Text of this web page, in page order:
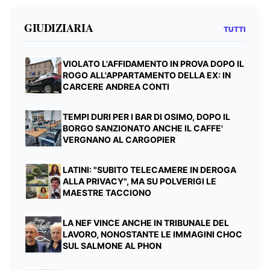
GIUDIZIARIA TUTTI
VIOLATO L'AFFIDAMENTO IN PROVA DOPO IL
ROGO ALL'APPARTAMENTO DELLA EX: IN
CARCERE ANDREA CONTI
TEMPI DURI PER I BAR DI OSIMO, DOPO IL
BORGO SANZIONATO ANCHE IL CAFFE'
VERGNANO AL CARGOPIER
LATINI: "SUBITO TELECAMERE IN DEROGA
ALLA PRIVACY", MA SU POLVERIGI LE
MAESTRE TACCIONO
LA NEF VINCE ANCHE IN TRIBUNALE DEL
LAVORO, NONOSTANTE LE IMMAGINI CHOC
SUL SALMONE AL PHON